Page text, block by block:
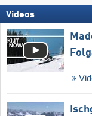
Videos